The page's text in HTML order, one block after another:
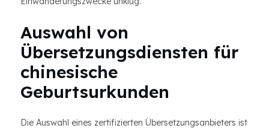
Auswahl von
Übersetzungsdiensten für
chinesische
Geburtsurkunden
Die Auswahl eines zertifizierten Übersetzungsanbieters ist